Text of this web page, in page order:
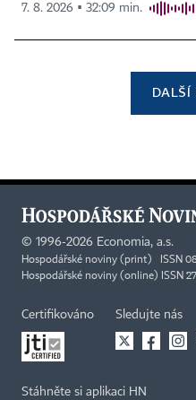
7. 8. 2026 ▪ 32:09 min.
DALŠÍ
© 1996-2026 Economia, a.s.
Hospodářské noviny (print) ISSN
Hospodářské noviny (online) ISSN
Certifikováno Sledujte nás
Stáhněte si aplikaci HN